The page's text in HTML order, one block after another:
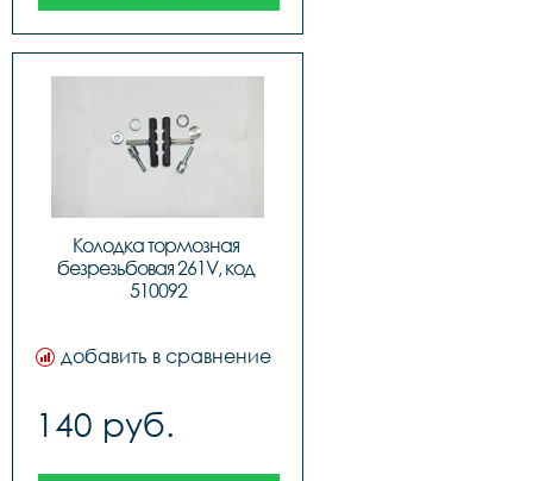
Колодка тормозная
безрезьбовая 261V, код
510092
добавить в сравнение
140 руб.